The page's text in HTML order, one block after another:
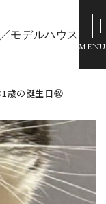
モデルハウス
歳の誕生日㊗️